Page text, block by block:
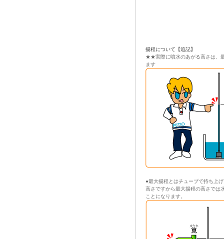
揚程について【追記】
★★実際に噴水のあがる高さは、
ます
●最大揚程とはチューブで持ち上
高さですから最大揚程の高さでは
ことになります。